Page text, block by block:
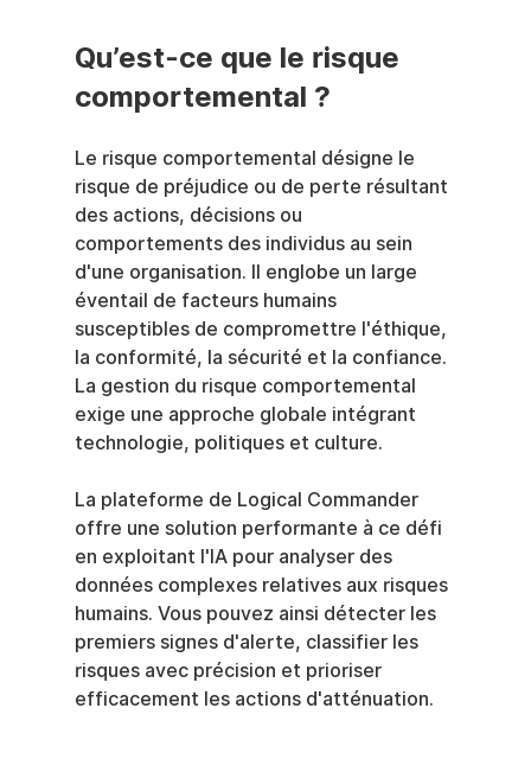
Qu’est-ce que le risque
comportemental ?
Le risque comportemental désigne le
risque de préjudice ou de perte résultant
des actions, décisions ou
comportements des individus au sein
d'une organisation. Il englobe un large
éventail de facteurs humains
susceptibles de compromettre l'éthique,
la conformité, la sécurité et la confiance.
La gestion du risque comportemental
exige une approche globale intégrant
technologie, politiques et culture.
La plateforme de Logical Commander
offre une solution performante à ce défi
en exploitant l'IA pour analyser des
données complexes relatives aux risques
humains. Vous pouvez ainsi détecter les
premiers signes d'alerte, classifier les
risques avec précision et prioriser
efficacement les actions d'atténuation.